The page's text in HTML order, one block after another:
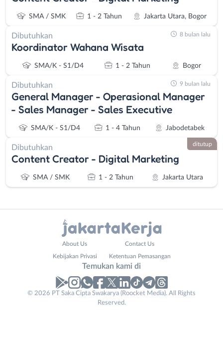
SMA / SMK 1 - 2 Tahun Jakarta Utara, Bogor
Dibutuhkan
Koordinator Wahana Wisata
SMA/K - S1/D4 1 - 2 Tahun Bogor
8 bulan lalu
Dibutuhkan
General Manager - ​Operasional Manager
- Sales Manager - Sales Executive
SMA/K - S1/D4 1 - 4 Tahun Jabodetabek
9 bulan lalu
Dibutuhkan
Content Creator - Digital Marketing
SMA / SMK 1 - 2 Tahun Jakarta Utara
ditutup
About Us Contact Us
Kebijakan Privasi Ketentuan Pemasangan
Temukan kami di
© 2026 PT Saka Cipta Swakarya (Roocket Media). All Rights
Reserved.